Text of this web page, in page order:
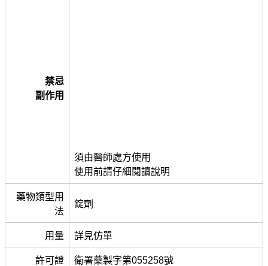
禁忌
副作用
須由醫師處方使用
使用前請仔細閱讀說明
藥物類型用
法
錠劑
用量 詳見仿單
許可證 衛署藥製字第055258號